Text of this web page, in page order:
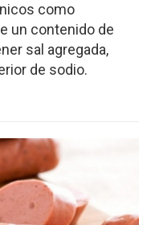
como
un contenido de
sal agregada,
de sodio.